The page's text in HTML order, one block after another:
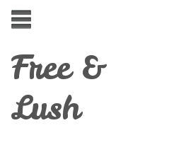
Free &
Lush